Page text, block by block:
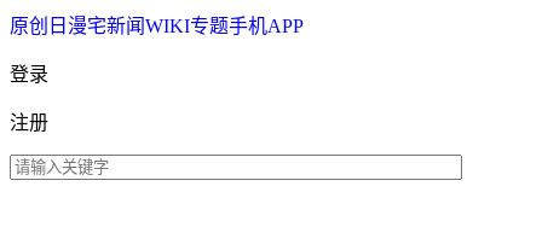
原创 日漫宅新闻WIKI专题手机APP
登录
注册